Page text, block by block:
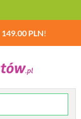
149.00 PLN!